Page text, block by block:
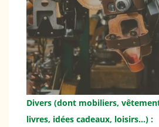
Divers (dont mobiliers,
livres, idées cadeaux, loisirs…) :